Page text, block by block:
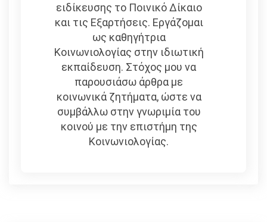
ειδίκευσης το Ποινικό Δίκαιο
και τις Εξαρτήσεις. Εργάζομαι
ως καθηγήτρια
Κοινωνιολογίας στην ιδιωτική
εκπαίδευση. Στόχος μου να
παρουσιάσω άρθρα με
κοινωνικά ζητήματα, ώστε να
συμβάλλω στην γνωριμία του
κοινού με την επιστήμη της
Κοινωνιολογίας.